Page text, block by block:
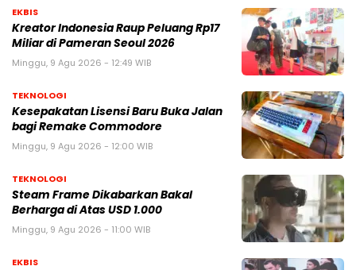
EKBIS
Kreator Indonesia Raup Peluang Rp17
Miliar di Pameran Seoul 2026
Minggu, 9 Agu 2026 - 12:49 WIB
TEKNOLOGI
Kesepakatan Lisensi Baru Buka Jalan
bagi Remake Commodore
Minggu, 9 Agu 2026 - 12:00 WIB
TEKNOLOGI
Steam Frame Dikabarkan Bakal
Berharga di Atas USD 1.000
Minggu, 9 Agu 2026 - 11:00 WIB
EKBIS